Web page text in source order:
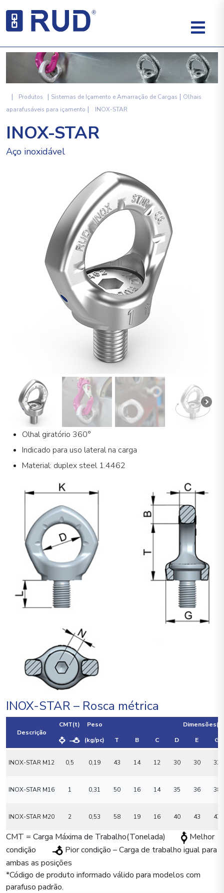
| Produtos | Sistemas de Içamento e Amarração de Cargas | Olhais
aparafusáveis para içamento | INOX-STAR
INOX-STAR
Aço inoxidável
Olhal giratório 360°
Indicado para uso lateral na carga
Material: duplex steel 1.4462
INOX-STAR – Rosca métrica
Descrição
CMT(t) Peso
(kg/pc)
T B C D E G
INOX-STAR M12 0,5 0,19 43 14 12 30 30 32
INOX-STAR M16 1 0,31 50 16 14 35 36 38
INOX-STAR M20 2 0,53 58 19 16 40 43 47
CMT = Carga Máxima de Trabalho(Tonelada)
Melhor
condição
Pior condição – Carga de trabalho igual para
ambas as posições
*Código de produto informado válido para modelos com
parafuso padrão.